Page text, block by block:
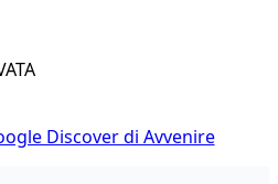
Discover di Avvenire